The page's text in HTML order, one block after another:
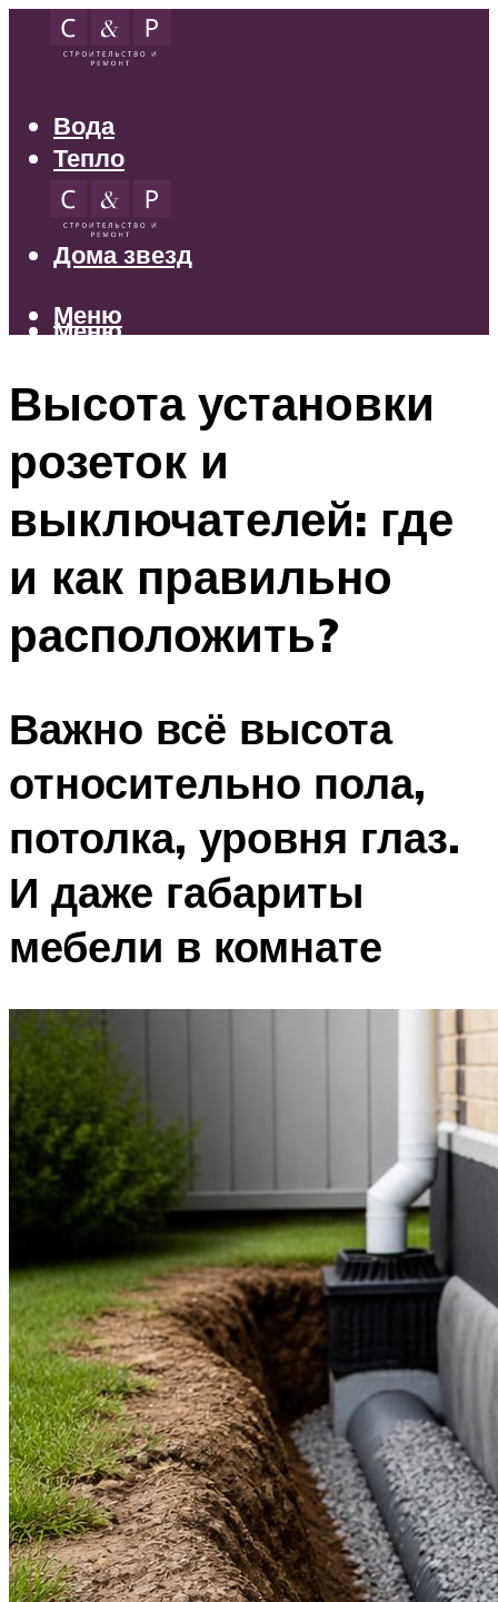
Вода
Тепло
Электрика
Свет
Дома звезд
Меню
Меню
Высота установки
розеток и
выключателей: где
и как правильно
расположить?
Важно всё высота
относительно пола,
потолка, уровня глаз.
И даже габариты
мебели в комнате